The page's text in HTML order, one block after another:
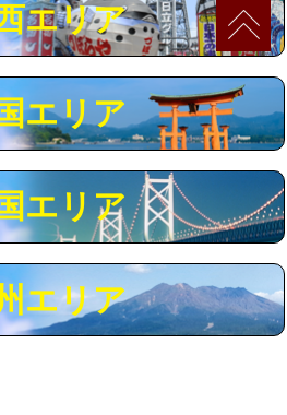
で） 27,500円
16,500円
の価格です。
エリア
エリア
エリア
エリア